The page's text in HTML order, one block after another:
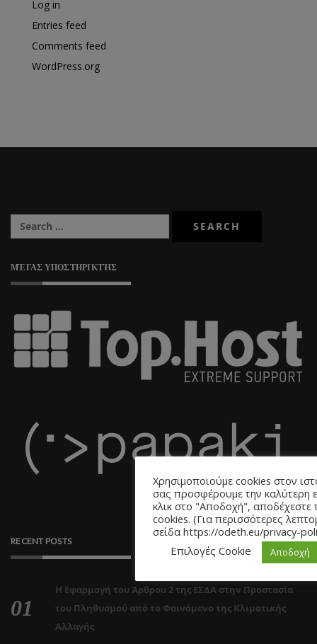
Log in
Entries feed
Comments feed
WordPress.org
ΜΈΓΑΣ ΥΠΟΣΤΗΡΙΚΤΉΣ
RECENT POSTS
Η Εφαρμογή του Άρθρου 2 της ΕΣΔΑ στην Προστασία
του Πληθυσμού από το Φαινόμενο της Κλιματικής
Αλλαγής
Χρησιμοποιούμε cookies στον
σας προσφέρουμε την καλύτερη
κλικ στο "Αποδοχή",
cookies. (Για περισσότερες
σείδα https://odeth.eu/privacy-
Επιλογές Cookie
Αποδοχή